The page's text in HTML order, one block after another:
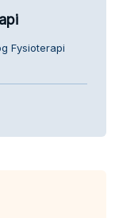
Fysioterapi